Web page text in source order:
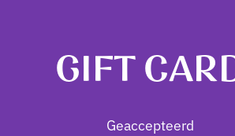
GIFT
Geaccepteerd